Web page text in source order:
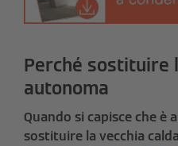
Perché sostituire
autonoma
Quando si capisce che
sostituire la vecchia